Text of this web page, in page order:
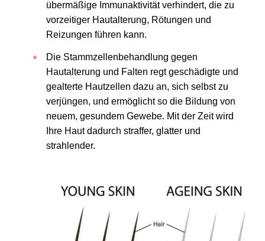
übermäßige Immunaktivität verhindert, die zu
vorzeitiger Hautalterung, Rötungen und
Reizungen führen kann.
Die Stammzellenbehandlung gegen
Hautalterung und Falten regt geschädigte und
gealterte Hautzellen dazu an, sich selbst zu
verjüngen, und ermöglicht so die Bildung von
neuem, gesundem Gewebe. Mit der Zeit wird
Ihre Haut dadurch straffer, glatter und
strahlender.